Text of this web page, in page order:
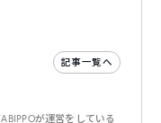
記事一覧へ
が運営をしている